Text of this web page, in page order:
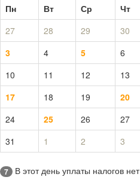
Пн
Вт Ср Чт
27
28 29 30
3
4 5 6
10
11 12 13
17
18 19 20
24
25 26 27
31
1 2 3
7
В этот день уплаты налогов нет